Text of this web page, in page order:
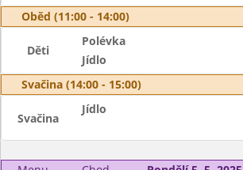
Oběd (11:00 - 14:00)
Děti
Polévka
Jídlo
Svačina (14:00 - 15:00)
Svačina
Jídlo